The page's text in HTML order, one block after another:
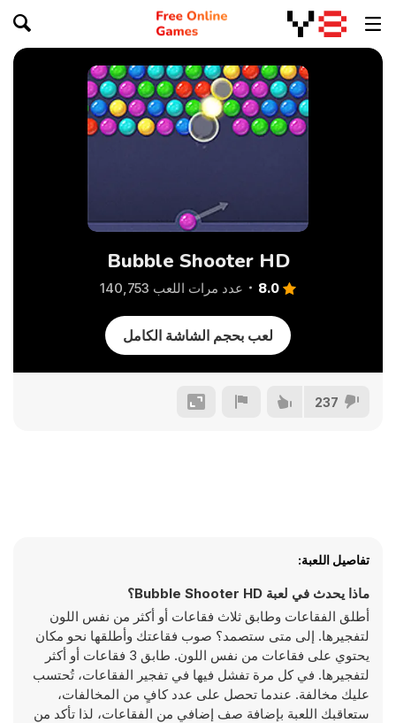
Bubble Shooter HD
8.0 عدد مرات اللعب 140,753
لعب بحجم الشاشة الكامل
237
تفاصيل اللعبة:
ماذا يحدث في لعبة Bubble Shooter HD؟
أطلق الفقاعات وطابق ثلاث فقاعات أو أكثر من نفس اللون
لتفجيرها. إلى متى ستصمد؟ صوب فقاعتك وأطلقها نحو مكان
يحتوي على فقاعات من نفس اللون. طابق 3 فقاعات أو أكثر
لتفجيرها. في كل مرة تفشل فيها في تفجير الفقاعات، تُحتسب
عليك مخالفة. عندما تحصل على عدد كافٍ من المخالفات،
ستعاقبك اللعبة بإضافة صف إضافي من الفقاعات، لذا تأكد من